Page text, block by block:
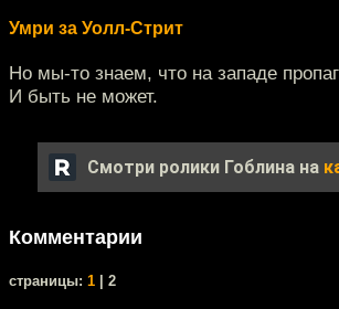
Умри за Уолл-Стрит
Но мы-то знаем, что на западе
И быть не может.
Смотри ролики Гоблина на
Комментарии
cтраницы: 1 | 2